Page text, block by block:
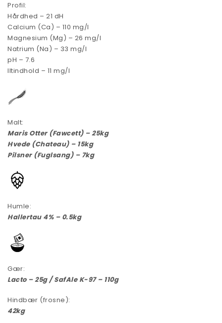
Profil:
Hårdhed – 21 dH
Calcium (Ca) – 110 mg/l
Magnesium (Mg) – 26 mg/l
Natrium (Na) – 33 mg/l
pH – 7.6
Iltindhold – 11 mg/l
Malt:
Maris Otter (Fawcett) – 25kg
Hvede (Chateau) – 15kg
Pilsner (Fuglsang) – 7kg
Humle:
Hallertau 4% – 0.5kg
Gær:
Lacto – 25g / SafAle K-97 – 110g
Hindbær (frosne):
42kg